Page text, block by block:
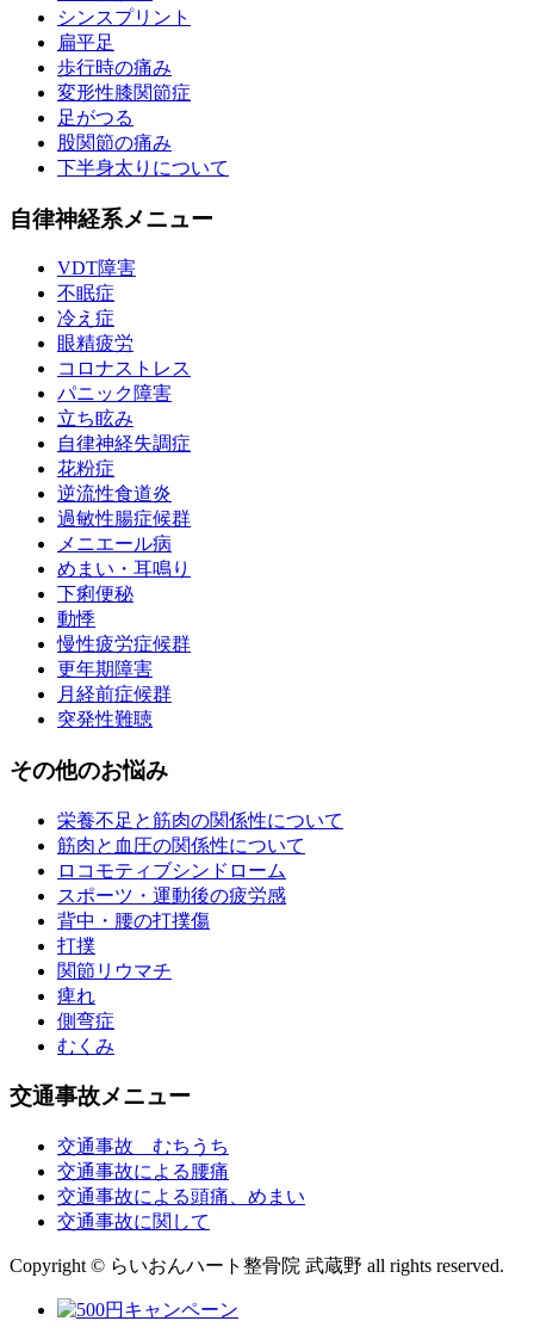
シンスプリント
扁平足
歩行時の痛み
変形性膝関節症
足がつる
股関節の痛み
下半身太りについて
自律神経系メニュー
VDT障害
不眠症
冷え症
眼精疲労
コロナストレス
パニック障害
立ち眩み
自律神経失調症
花粉症
逆流性食道炎
過敏性腸症候群
メニエール病
めまい・耳鳴り
下痢便秘
動悸
慢性疲労症候群
更年期障害
月経前症候群
突発性難聴
その他のお悩み
栄養不足と筋肉の関係性について
筋肉と血圧の関係性について
ロコモティブシンドローム
スポーツ・運動後の疲労感
背中・腰の打撲傷
打撲
関節リウマチ
痺れ
側弯症
むくみ
交通事故メニュー
交通事故 むちうち
交通事故による腰痛
交通事故による頭痛、めまい
交通事故に関して
Copyright © らいおんハート整骨院 武蔵野 all rights reserved.